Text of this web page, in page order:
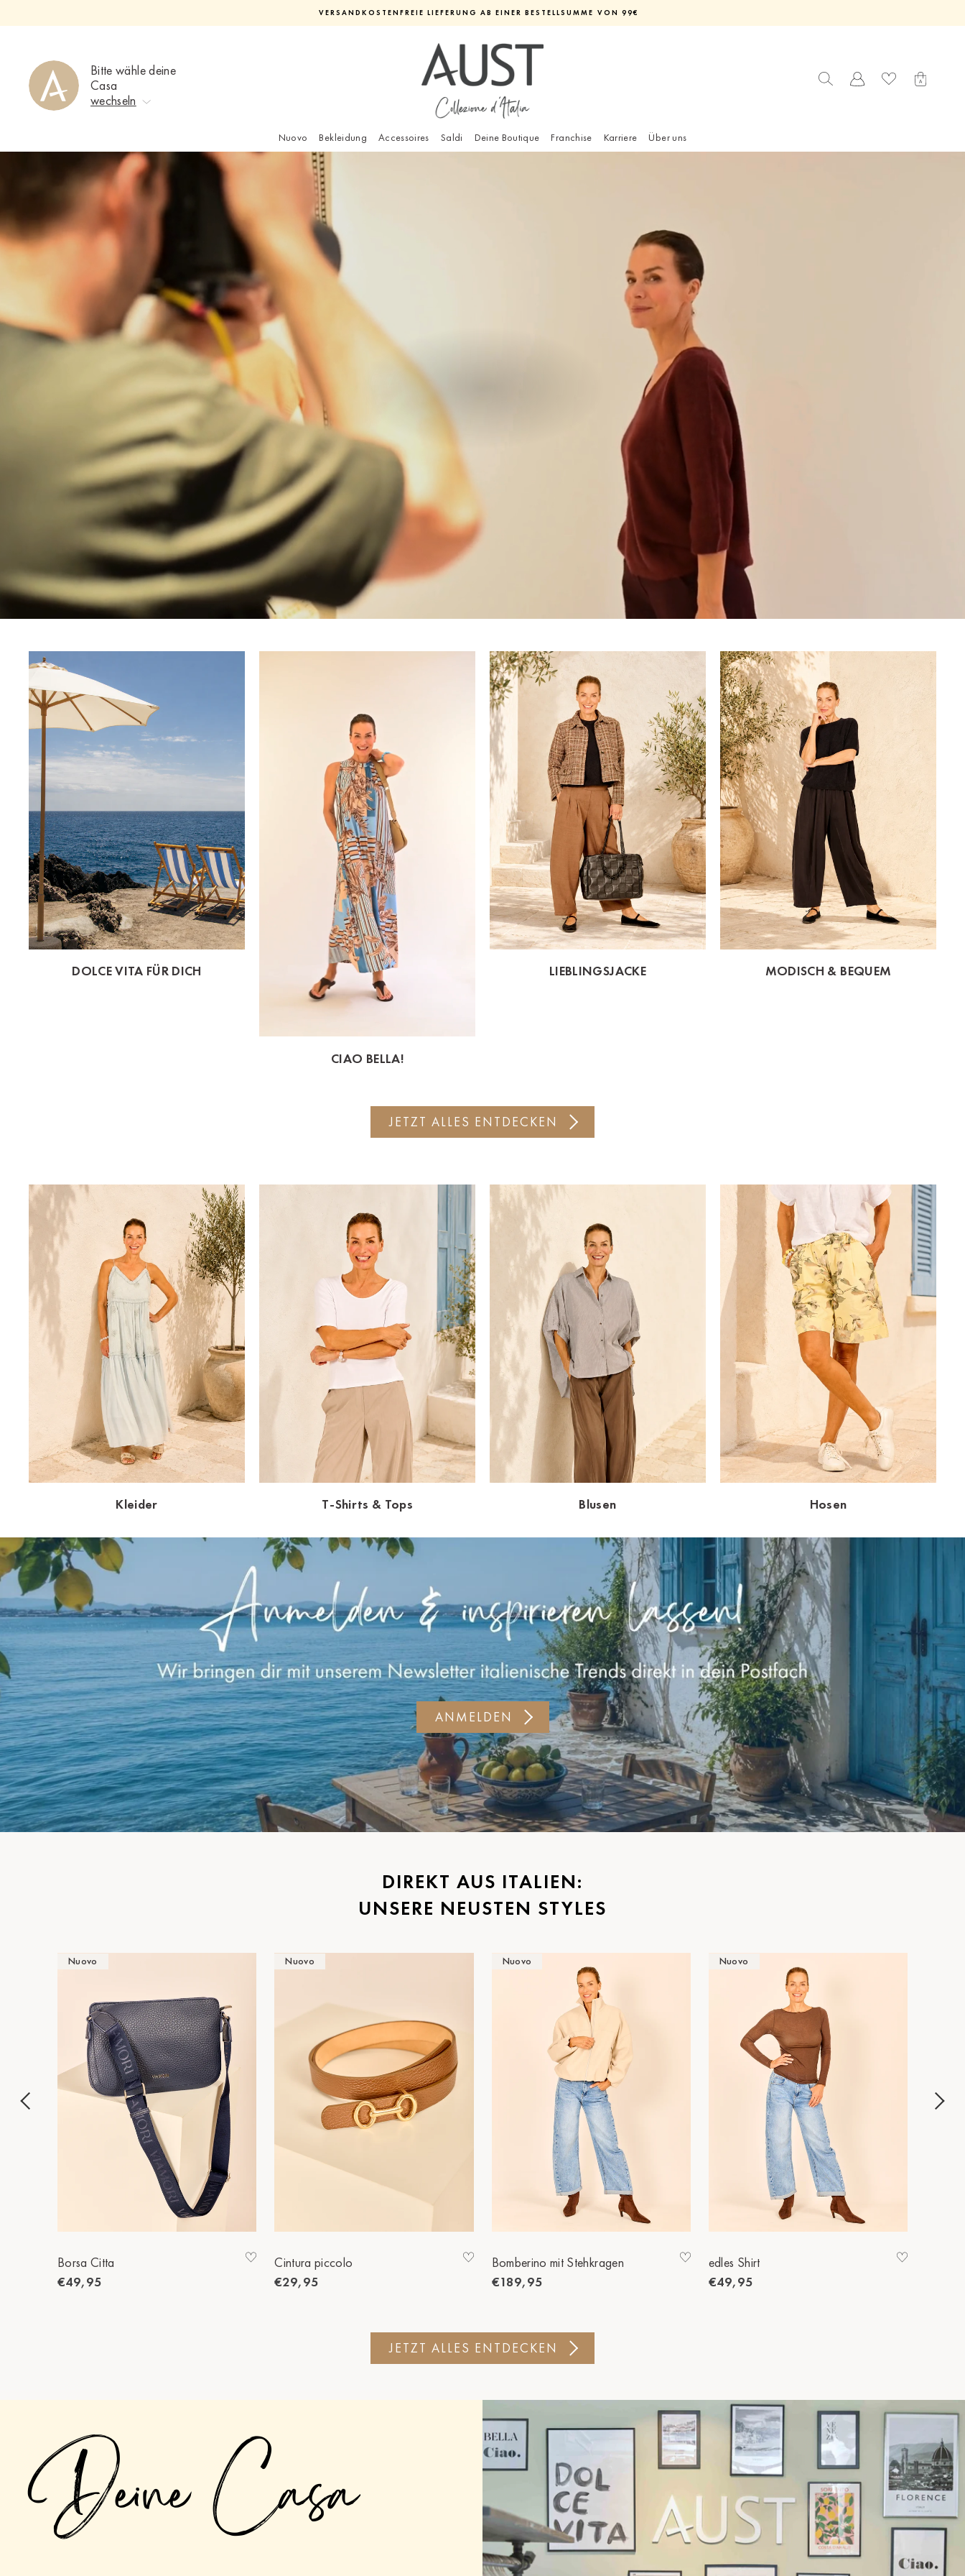
zum
pausieren
VERSANDKOSTENFREIE LIEFERUNG AB EINER BESTELLSUMME VON 99€
Bitte wähle deine
Casa
wechseln
Keine Auswahl
Ahrweiler
Bad Zwischenahn
Baden-Baden
Berlin-Friedrichshagen
Berlin-Lichterfelde
Bregenz
Bruck ad Leitha
Dortmund-Hombruch
Düsseldorf-Benrath
HH-Eppendorf
HH-Hanseviertel
HH-Wandsbek
Innsbruck
Kiel-CittiPark
Krems
Leipzig
Linz
Lübeck
Münster
Oldenburg
Potsdam
Rostock
Wustrow
Zwettl
Nuovo Bekleidung Accessoires Saldi Deine Boutique Franchise Karriere Über uns
DOLCE VITA FÜR DICH
CIAO BELLA!
LIEBLINGSJACKE MODISCH & BEQUEM
JETZT ALLES ENTDECKEN
Kleider T-Shirts & Tops Blusen Hosen
ANMELDEN
DIREKT AUS ITALIEN:
UNSERE NEUSTEN STYLES
Nuovo
Borsa Citta
€49,95
Nuovo
Cintura piccolo
€29,95
Nuovo
Bomberino mit Stehkragen
€189,95
Nuovo
edles Shirt
€49,95
JETZT ALLES ENTDECKEN
Deine Casa